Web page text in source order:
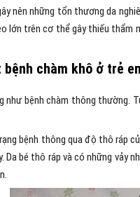
nên những tổn thương da
lớn trên cơ thể gây thiếu thẩm
bệnh chàm khô ở trẻ
như bệnh chàm thông
bệnh thông qua độ thô ráp
Da bé thô ráp và có những vảy